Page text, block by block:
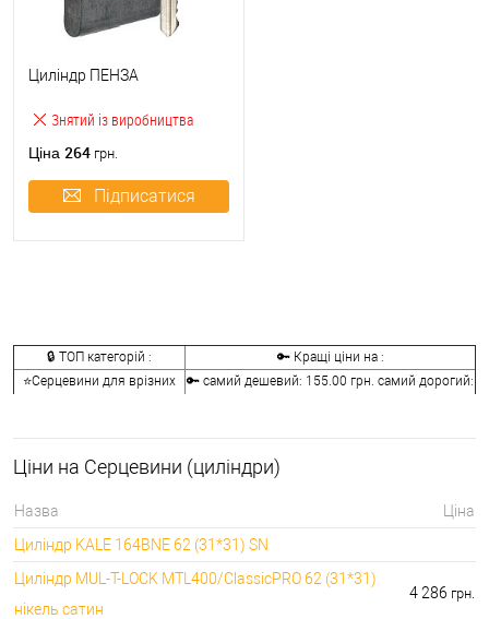
Знятий із виробництва
Циліндр ПЕНЗА
Ціна 264 грн.
Підписатися
🔒 ТОП категорій :
🔑 Кращі ціни на :
⭐Серцевини для врізних
🔑 самий дешевий: 155.00 грн. самий дорогий:
🔑 самий дешевий: 133.00 грн. самий дорогий:
🔐Аксесуари для серцевин:
🔑 самий дешевий: 30.00 грн. самий дорогий:
Ціни на Серцевини (циліндри)
Назва
Ціна
Циліндр KALE 164BNE 62 (31*31) SN
Циліндр MUL-T-LOCK MTL400/ClassicPRO 62 (31*31)
нікель сатин
4 286 грн.